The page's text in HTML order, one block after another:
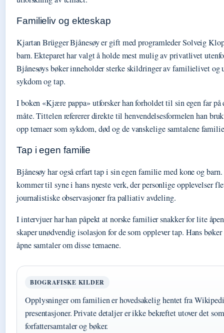
Familieliv og ekteskap
Kjartan Brügger Bjånesøy er gift med programleder Solveig
barn. Ekteparet har valgt å holde mest mulig av privatlivet
Bjånesøys bøker inneholder sterke skildringer av familielivet
sykdom og tap.
I boken «Kjære pappa» utforsker han forholdet til sin egen far
måte. Tittelen refererer direkte til henvendelsesformelen han
opp temaer som sykdom, død og de vanskelige samtalene
Tap i egen familie
Bjånesøy har også erfart tap i sin egen familie med kone og
kommer til syne i hans nyeste verk, der personlige opplevelser
journalistiske observasjoner fra palliativ avdeling.
I intervjuer har han påpekt at norske familier snakker for lite
skaper unødvendig isolasjon for de som opplever tap. Hans
åpne samtaler om disse temaene.
BIOGRAFISKE KILDER
Opplysninger om familien er hovedsakelig hentet fra
presentasjoner. Private detaljer er ikke bekreftet utover det
forfattersamtaler og bøker.